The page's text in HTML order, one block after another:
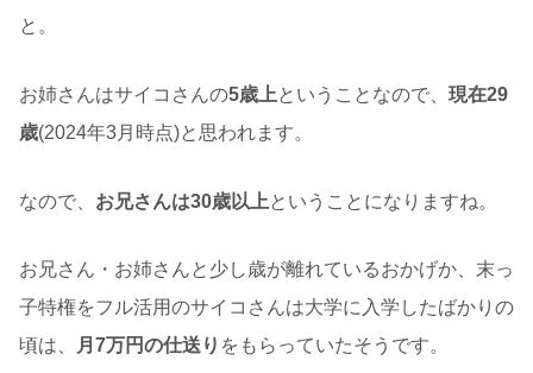
と。
お姉さんはサイコさんの5歳上ということなので、 現在29
歳(2024年3月時点)と思われます。
なので、 お兄さんは30歳以上ということになりますね。
お兄さん・お姉さんと少し歳が離れているおかげか、末っ
子特権をフル活用のサイコさんは大学に入学したばかりの
頃は、
月7万円の仕送り をもらっていたそうです。